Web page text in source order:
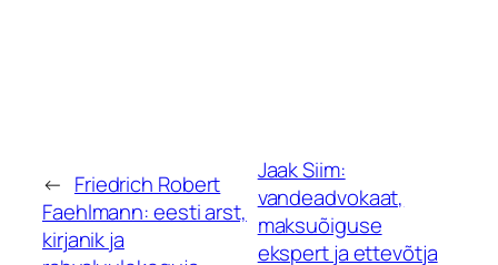
← Friedrich Robert
Faehlmann: eesti arst,
kirjanik ja
Jaak Siim:
vandeadvokaat,
maksuõiguse
ekspert ja ettevõtja